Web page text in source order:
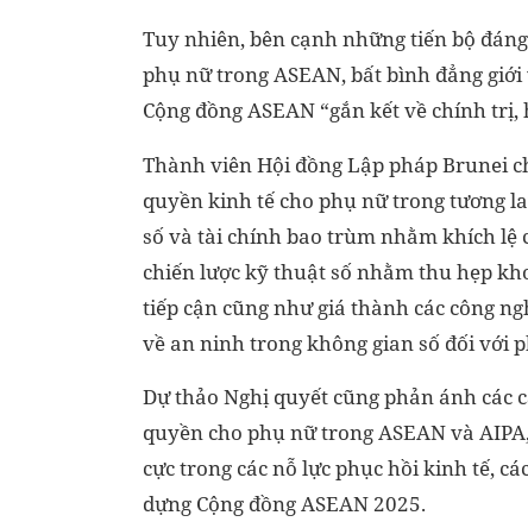
Tuy nhiên, bên cạnh những tiến bộ
phụ nữ trong ASEAN, bất bình đẳng
Cộng đồng ASEAN “gắn kết về chính
Thành viên Hội đồng Lập pháp Brunei
quyền kinh tế cho phụ nữ trong tương
số và tài chính bao trùm nhằm khích lệ
chiến lược kỹ thuật số nhằm thu hẹp
tiếp cận cũng như giá thành các công
về an ninh trong không gian số đối với
Dự thảo Nghị quyết cũng phản ánh các
quyền cho phụ nữ trong ASEAN và
cực trong các nỗ lực phục hồi kinh tế,
dựng Cộng đồng ASEAN 2025.